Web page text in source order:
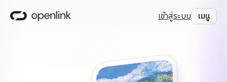
เข้าสู่ระบบ เมนู
ปิด